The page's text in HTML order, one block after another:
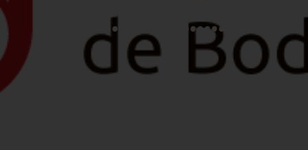
……………………..